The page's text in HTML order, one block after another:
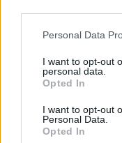
Personal Data
I want to opt-out
personal data.
Opted In
I want to opt-out
Personal Data.
Opted In